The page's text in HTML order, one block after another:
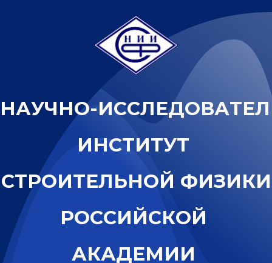
НАУЧНО-ИССЛЕДОВАТЕЛ
ИНСТИТУТ
СТРОИТЕЛЬНОЙ ФИЗИКИ
РОССИЙСКОЙ
АКАДЕМИИ